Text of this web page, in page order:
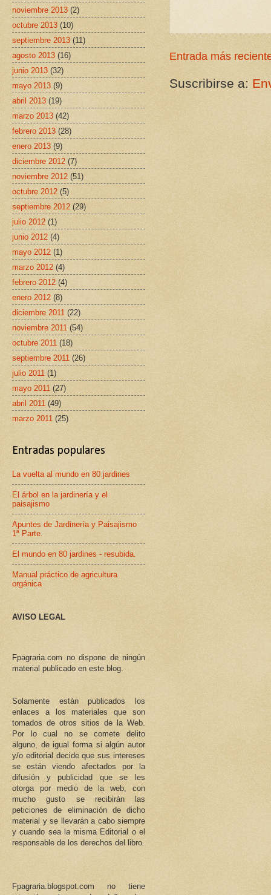
Entrada más
Suscribirse a:
noviembre 2013 (2)
octubre 2013 (10)
septiembre 2013 (11)
agosto 2013 (16)
junio 2013 (32)
mayo 2013 (9)
abril 2013 (19)
marzo 2013 (42)
febrero 2013 (28)
enero 2013 (9)
diciembre 2012 (7)
noviembre 2012 (51)
octubre 2012 (5)
septiembre 2012 (29)
julio 2012 (1)
junio 2012 (4)
mayo 2012 (1)
marzo 2012 (4)
febrero 2012 (4)
enero 2012 (8)
diciembre 2011 (22)
noviembre 2011 (54)
octubre 2011 (18)
septiembre 2011 (26)
julio 2011 (1)
mayo 2011 (27)
abril 2011 (49)
marzo 2011 (25)
Entradas populares
La vuelta al mundo en 80 jardines
El árbol en la jardinería y el
paisajismo
Apuntes de Jardinería y Paisajismo
1ª Parte.
El mundo en 80 jardines - resubida.
Manual práctico de agricultura
orgánica
AVISO LEGAL
Fpagraria.com no dispone de ningún
material publicado en este blog.
Solamente están publicados los
enlaces a los materiales que son
tomados de otros sitios de la Web.
Por lo cual no se comete delito
alguno, de igual forma si algún autor
y/o editorial decide que sus intereses
se están viendo afectados por la
difusión y publicidad que se les
otorga por medio de la web, con
mucho gusto se recibirán las
peticiones de eliminación de dicho
material y se llevarán a cabo siempre
y cuando sea la misma Editorial o el
responsable de los derechos del libro.
Fpagraria.blogspot.com no tiene